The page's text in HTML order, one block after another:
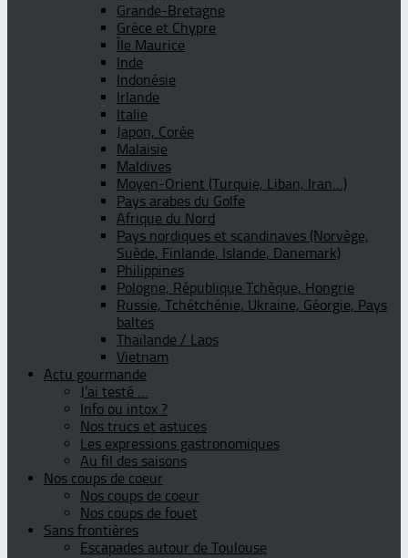
Grande-Bretagne
Grèce et Chypre
Île Maurice
Inde
Indonésie
Irlande
Italie
Japon, Corée
Malaisie
Maldives
Moyen-Orient (Turquie, Liban, Iran…)
Pays arabes du Golfe
Afrique du Nord
Pays nordiques et scandinaves (Norvège,
Suède, Finlande, Islande, Danemark)
Philippines
Pologne, République Tchèque, Hongrie
Russie, Tchétchénie, Ukraine, Géorgie, Pays
baltes
Thaïlande / Laos
Vietnam
Actu gourmande
J’ai testé …
Info ou intox ?
Nos trucs et astuces
Les expressions gastronomiques
Au fil des saisons
Nos coups de coeur
Nos coups de coeur
Nos coups de fouet
Sans frontières
Escapades autour de Toulouse